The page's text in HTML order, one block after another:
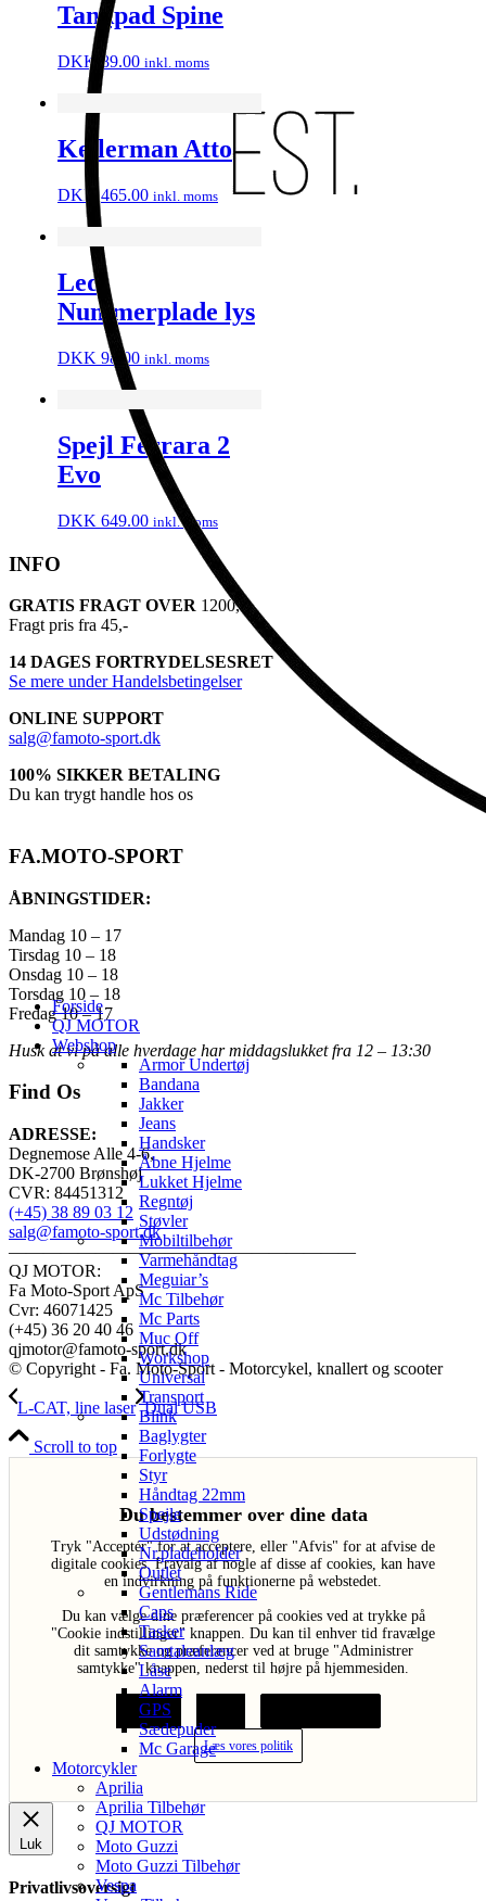
Forside
QJ MOTOR
Webshop
Armor Undertøj
Bandana
Jakker
Jeans
Handsker
Åbne Hjelme
Lukket Hjelme
Regntøj
Støvler
Mobiltilbehør
Varmehåndtag
Meguiar’s
Mc Tilbehør
Mc Parts
Muc Off
Workshop
Universal
Transport
Blink
Baglygter
Forlygte
Styr
Håndtag 22mm
Spejle
Udstødning
Nr.pladeholder
Outlet
Gentlemans Ride
Caps
Tasker
Samtaleanlæg
Låse
Alarm
GPS
Sædepuder
Mc Garage
Motorcykler
Aprilia
Aprilia Tilbehør
QJ MOTOR
Moto Guzzi
Moto Guzzi Tilbehør
Vespa
Tankpad Spine
DKK 89.00 inkl. moms
Kellerman Atto
DKK465.00 inkl. moms
Led
Nummerplade lys
DKK 98.00 inkl. moms
Spejl Ferrara 2
Evo
DKK 649.00 inkl. moms
INFO
GRATIS FRAGT OVER 1200,-
Fragt pris fra 45,-
14 DAGES FORTRYDELSESRET
Se mere under Handelsbetingelser
ONLINE SUPPORT
salg@famoto-sport.dk
100% SIKKER BETALING
Du kan trygt handle hos os
FA.MOTO-SPORT
ÅBNINGSTIDER:
Mandag 10 – 17
Tirsdag 10 – 18
Onsdag 10 – 18
Torsdag 10 – 18
Fredag 10 – 17
Husk at vi på alle hverdage har middagslukket fra 12 – 13:30
Find Os
ADRESSE:
Degnemose Alle 4-6,
DK-2700 Brønshøj
CVR: 84451312
(+45) 38 89 03 12
salg@famoto-sport.dk
————————————————————
QJ MOTOR:
Fa Moto-Sport ApS
Cvr: 46071425
(+45) 36 20 40 46
qjmotor@famoto-sport.dk
© Copyright - Fa. Moto-Sport - Motorcykel, knallert og scooter
L-CAT, line laser Dual USB
Scroll to top
Du bestemmer over dine data
Tryk "Acceptér" for at acceptere, eller "Afvis" for at afvise de
digitale cookies. Fravalg af nogle af disse af cookies, kan have
en indvirkning på funktionerne på webstedet.
Du kan vælge dine præferencer på cookies ved at trykke på
"Cookie indstillinger" knappen. Du kan til enhver tid fravælge
dit samtykke og præferencer ved at bruge "Administrer
samtykke" knappen, nederst til højre på hjemmesiden.
Acceptér
Læs vores politik
Luk
Privatlivsoversigt